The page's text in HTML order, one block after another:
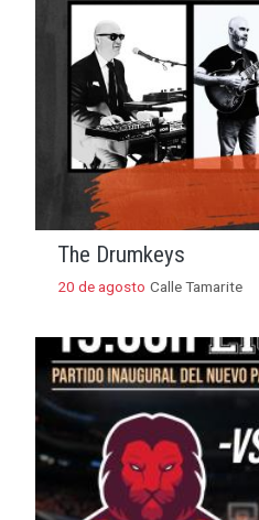
The Drumkeys
20 de agosto Calle Tamarite